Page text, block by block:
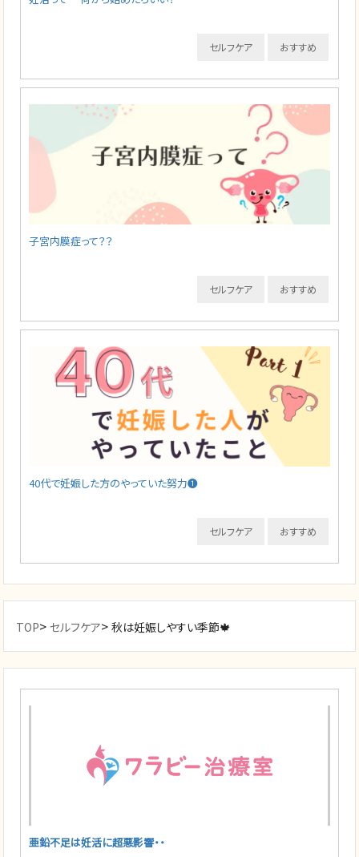
おすすめ
セルフケア
子宮内膜症って？？
おすすめ
セルフケア
40代で妊娠した方のやっていた努力❶
おすすめ
セルフケア
TOP>セルフケア>秋は妊娠しやすい季節🍁
亜鉛不足は妊活に超悪影響・・